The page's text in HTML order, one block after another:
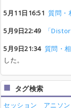
5月11日16:51 質問・
5月9日22:49
「
5月9日21:34 質問・
した。
タグ検索
セッション アニソン